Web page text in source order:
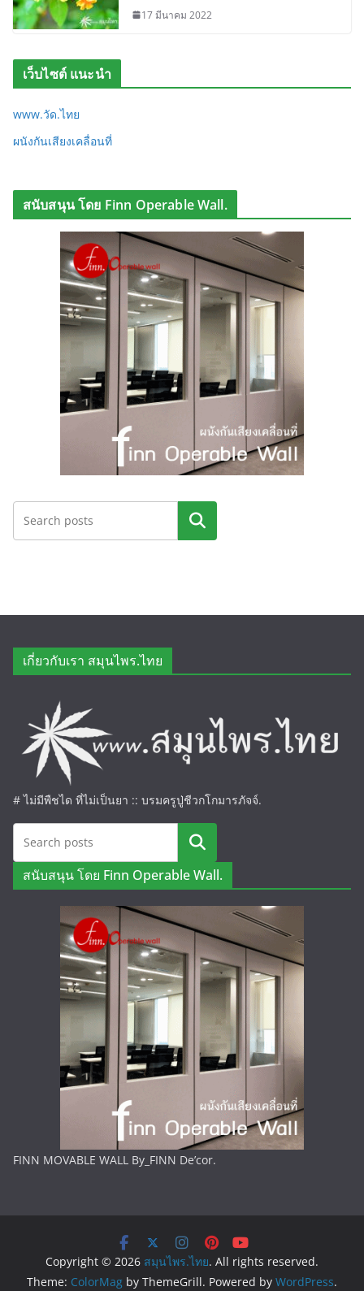
17 มีนาคม 2022
เว็บไซต์ แนะนำ
www.วัด.ไทย
ผนังกันเสียงเคลื่อนที่
สนับสนุน โดย Finn Operable Wall.
ค้นหา
เกี่ยวกับเรา สมุนไพร.ไทย
# ไม่มีพืชได ที่ไม่เป็นยา :: บรมครูปู่ชีวกโกมารภัจจ์.
ค้นหา
สนับสนุน โดย Finn Operable Wall.
FINN MOVABLE WALL By_FINN De’cor.
Copyright © 2026 สมุนไพร.ไทย. All rights reserved.
Theme: ColorMag by ThemeGrill. Powered by WordPress.